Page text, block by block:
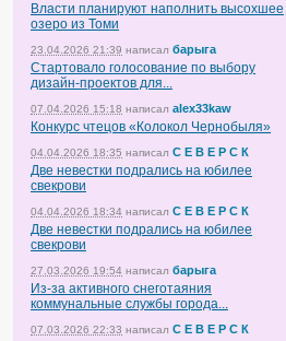
Власти планируют наполнить высохшее
озеро из Томи
23.04.2026 21:39 написал барыга
Стартовало голосование по выбору
дизайн-проектов для...
07.04.2026 15:18 написал alex33kaw
Конкурс чтецов «Колокол Чернобыля»
04.04.2026 18:35 написал С Е В Е Р С К
Две невестки подрались на юбилее
свекрови
04.04.2026 18:34 написал С Е В Е Р С К
Две невестки подрались на юбилее
свекрови
27.03.2026 19:54 написал барыга
Из-за активного снеготаяния
коммунальные службы города...
07.03.2026 22:33 написал С Е В Е Р С К